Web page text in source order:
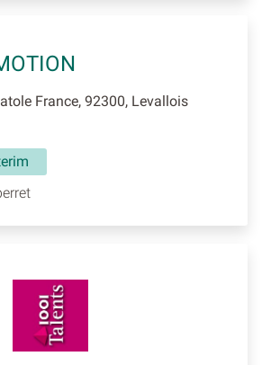
France, 92300, Levallois